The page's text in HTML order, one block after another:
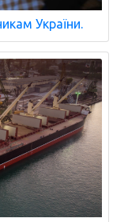
України.